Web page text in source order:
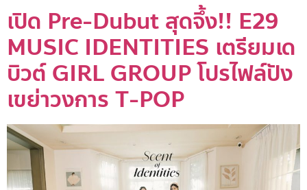
เปิด Pre-Dubut สุดจึ้ง!! E29
MUSIC IDENTITIES เตรียมเด
บิวต์ GIRL GROUP โปรไฟล์ปัง
เขย่าวงการ T-POP